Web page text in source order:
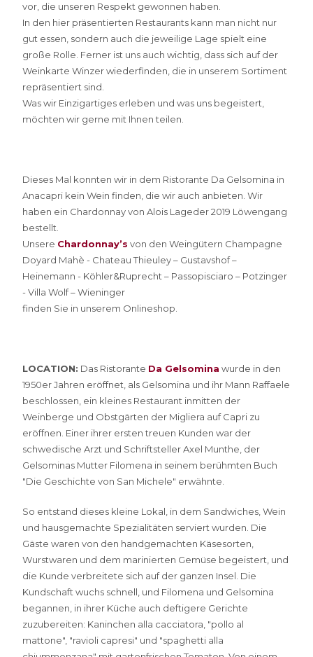
vor, die unseren Respekt gewonnen haben.
In den hier präsentierten Restaurants kann man nicht nur
gut essen, sondern auch die jeweilige Lage spielt eine
große Rolle. Ferner ist uns auch wichtig, dass sich auf der
Weinkarte Winzer wiederfinden, die in unserem Sortiment
repräsentiert sind.
Was wir Einzigartiges erleben und was uns begeistert,
möchten wir gerne mit Ihnen teilen.
Dieses Mal konnten wir in dem Ristorante Da Gelsomina in
Anacapri kein Wein finden, die wir auch anbieten. Wir
haben ein Chardonnay von Alois Lageder 2019 Löwengang
bestellt.
Unsere Chardonnay’s von den Weingütern Champagne
Doyard Mahè - Chateau Thieuley – Gustavshof –
Heinemann - Köhler&Ruprecht – Passopisciaro – Potzinger
- Villa Wolf – Wieninger
finden Sie in unserem Onlineshop.
LOCATION: Das Ristorante Da Gelsomina wurde in den
1950er Jahren eröffnet, als Gelsomina und ihr Mann Raffaele
beschlossen, ein kleines Restaurant inmitten der
Weinberge und Obstgärten der Migliera auf Capri zu
eröffnen. Einer ihrer ersten treuen Kunden war der
schwedische Arzt und Schriftsteller Axel Munthe, der
Gelsominas Mutter Filomena in seinem berühmten Buch
"Die Geschichte von San Michele" erwähnte.
So entstand dieses kleine Lokal, in dem Sandwiches, Wein
und hausgemachte Spezialitäten serviert wurden. Die
Gäste waren von den handgemachten Käsesorten,
Wurstwaren und dem marinierten Gemüse begeistert, und
die Kunde verbreitete sich auf der ganzen Insel. Die
Kundschaft wuchs schnell, und Filomena und Gelsomina
begannen, in ihrer Küche auch deftigere Gerichte
zuzubereiten: Kaninchen alla cacciatora, "pollo al
mattone", "ravioli capresi" und "spaghetti alla